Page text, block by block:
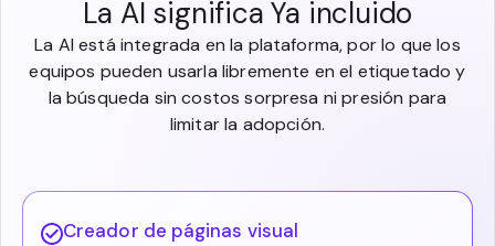
La AI significa Ya incluido
La AI está integrada en la plataforma, por lo que los
equipos pueden usarla libremente en el etiquetado y
la búsqueda sin costos sorpresa ni presión para
limitar la adopción.
Creador de páginas visual